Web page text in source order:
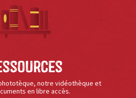
notre vidéothèque et
en libre accès.